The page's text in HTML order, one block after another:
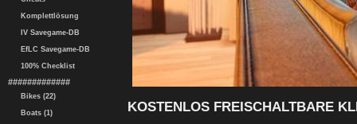
Komplettlösung
IV Savegame-DB
EfLC Savegame-DB
100% Checklist
#############
Bikes (22)
Boats (1) KOSTENLOS FREISCHALTBARE